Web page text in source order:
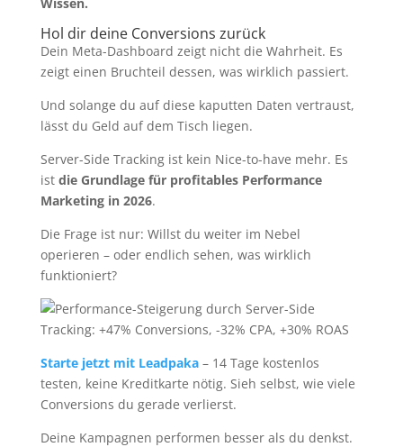
Hol dir deine Conversions zurück
Dein Meta-Dashboard zeigt nicht die Wahrheit. Es
zeigt einen Bruchteil dessen, was wirklich passiert.
Und solange du auf diese kaputten Daten vertraust,
lässt du Geld auf dem Tisch liegen.
Server-Side Tracking ist kein Nice-to-have mehr. Es
ist die Grundlage für profitables Performance
Marketing in 2026.
Die Frage ist nur: Willst du weiter im Nebel
operieren – oder endlich sehen, was wirklich
funktioniert?
Starte jetzt mit Leadpaka– 14 Tage kostenlos
testen, keine Kreditkarte nötig. Sieh selbst, wie viele
Conversions du gerade verlierst.
Deine Kampagnen performen besser als du denkst.